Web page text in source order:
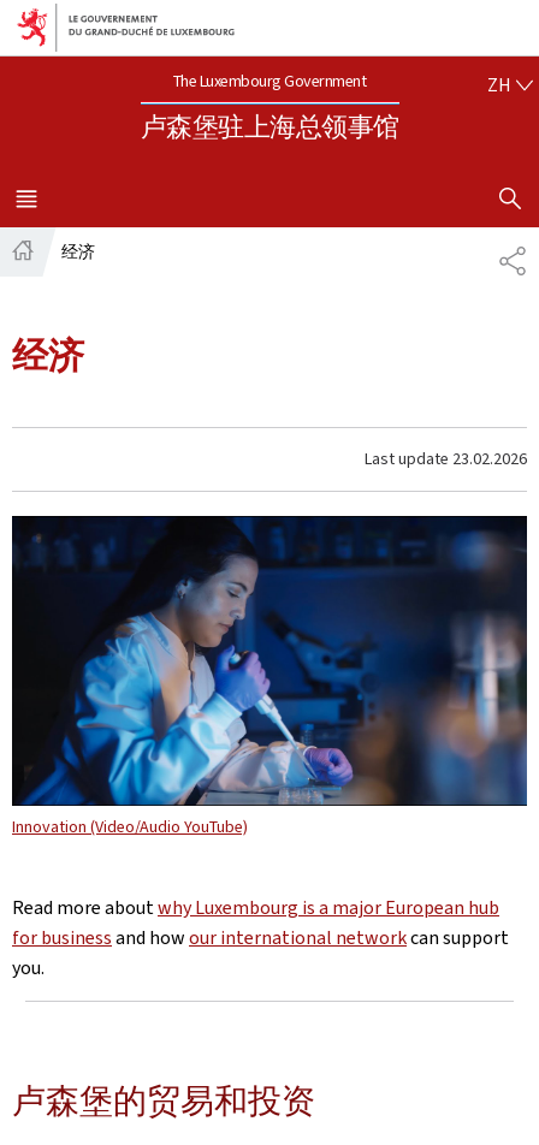
Aller au menu principal
Aller au contenu
The Luxembourg Government
卢森堡驻上海总领事馆
ZH 中文
MENU
MAIN
SHOW
经济
经济
Last update 23.02.2026
Innovation (Video/Audio YouTube)
Read more aboutwhy Luxembourg is a major European hub
for businessand howour international networkcan support
you.
卢森堡的贸易和投资